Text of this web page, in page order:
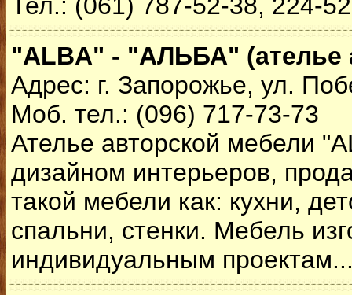
"ALBA" - "АЛЬБА" (ателье
Адрес: г. Запорожье, ул.
Моб. тел.: (096) 717-73-73
Ателье авторской мебели
дизайном интерьеров,
такой мебели как: кухни,
спальни, стенки. Мебель
индивидуальным